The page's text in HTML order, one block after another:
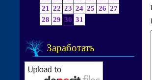
21
22 23 24 25 26 27
28 29 30 31
Заработать